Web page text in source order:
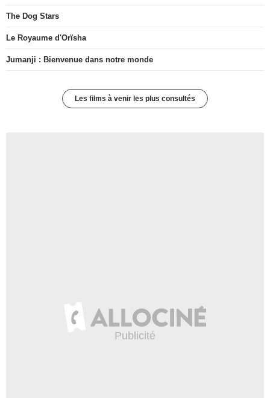
The Dog Stars
Le Royaume d'Orïsha
Jumanji : Bienvenue dans notre monde
Les films à venir les plus consultés